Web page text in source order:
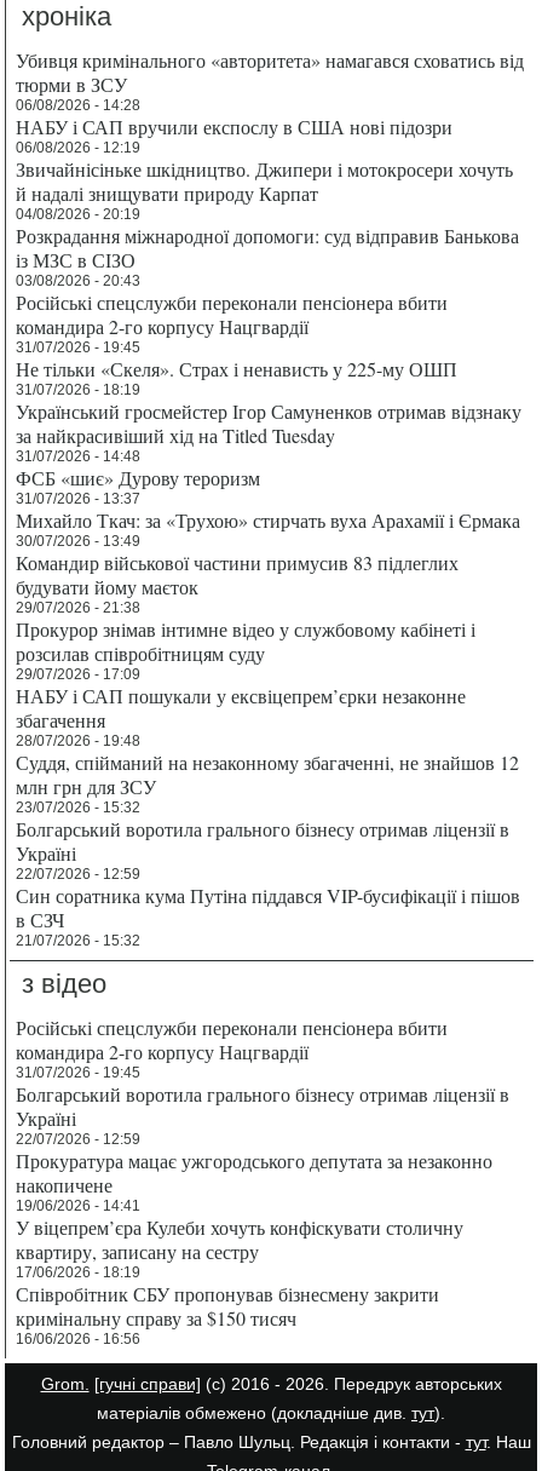
хроніка
Убивця кримінального «авторитета» намагався сховатись від
тюрми в ЗСУ
06/08/2026 - 14:28
НАБУ і САП вручили експослу в США нові підозри
06/08/2026 - 12:19
Звичайнісіньке шкідництво. Джипери і мотокросери хочуть
й надалі знищувати природу Карпат
04/08/2026 - 20:19
Розкрадання міжнародної допомоги: суд відправив Банькова
із МЗС в СІЗО
03/08/2026 - 20:43
Російські спецслужби переконали пенсіонера вбити
командира 2-го корпусу Нацгвардії
31/07/2026 - 19:45
Не тільки «Скеля». Страх і ненависть у 225-му ОШП
31/07/2026 - 18:19
Український гросмейстер Ігор Самуненков отримав відзнаку
за найкрасивіший хід на Titled Tuesday
31/07/2026 - 14:48
ФСБ «шиє» Дурову тероризм
31/07/2026 - 13:37
Михайло Ткач: за «Трухою» стирчать вуха Арахамії і Єрмака
30/07/2026 - 13:49
Командир військової частини примусив 83 підлеглих
будувати йому маєток
29/07/2026 - 21:38
Прокурор знімав інтимне відео у службовому кабінеті і
розсилав співробітницям суду
29/07/2026 - 17:09
НАБУ і САП пошукали у ексвіцепрем’єрки незаконне
збагачення
28/07/2026 - 19:48
Суддя, спійманий на незаконному збагаченні, не знайшов 12
млн грн для ЗСУ
23/07/2026 - 15:32
Болгарський воротила грального бізнесу отримав ліцензії в
Україні
22/07/2026 - 12:59
Син соратника кума Путіна піддався VIP-бусифікації і пішов
в СЗЧ
21/07/2026 - 15:32
з відео
Російські спецслужби переконали пенсіонера вбити
командира 2-го корпусу Нацгвардії
31/07/2026 - 19:45
Болгарський воротила грального бізнесу отримав ліцензії в
Україні
22/07/2026 - 12:59
Прокуратура мацає ужгородського депутата за незаконно
накопичене
19/06/2026 - 14:41
У віцепрем’єра Кулеби хочуть конфіскувати столичну
квартиру, записану на сестру
17/06/2026 - 18:19
Співробітник СБУ пропонував бізнесмену закрити
кримінальну справу за $150 тисяч
16/06/2026 - 16:56
Grom. [гучні справи] (с) 2016 - 2026. Передрук авторських
матеріалів обмежено (докладніше див. тут).
Головний редактор – Павло Шульц. Редакція і контакти - тут. Наш